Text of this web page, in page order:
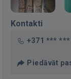
Kontakti
+371 *** ***
Piedāvāt